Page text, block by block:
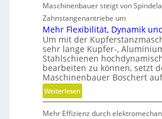
i
o
n
e
n
Maschinenbauer steigt von
Zahnstangenantriebe um
Mehr Flexibilität, Dynamik
Um mit der
sehr lange Kupfer-,
Stahlschienen
bearbeiten zu können, setzt
Maschinenbauer Boschert
Weiterlesen:
M
e
Mehr Effizienz durch